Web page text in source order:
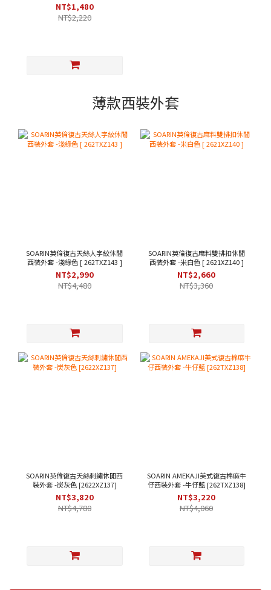
NT$1,480
NT$2,220
薄款西裝外套
SOARIN英倫復古天絲人字紋休閒
西裝外套 -淺綠色 [ 262TXZ143 ]
NT$2,990
NT$4,480
SOARIN英倫復古麻料雙排扣休閒
西裝外套 -米白色 [ 2621XZ140 ]
NT$2,660
NT$3,360
SOARIN英倫復古天絲刺繡休閒西
裝外套 -炭灰色 [2622XZ137]
NT$3,820
NT$4,780
SOARIN AMEKAJI美式復古棉麻牛
仔西裝外套 -牛仔藍 [262TXZ138]
NT$3,220
NT$4,060